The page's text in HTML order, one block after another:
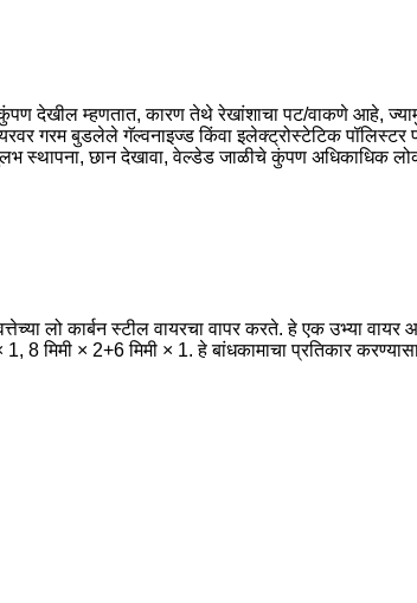
देखील म्हणतात, कारण तेथे रेखांशाचा पट/वाकणे आहे,
गरम बुडलेले गॅल्वनाइज्ड किंवा इलेक्ट्रोस्टेटिक
स्थापना, छान देखावा, वेल्डेड जाळीचे कुंपण अधिकाधिक
लो कार्बन स्टील वायरचा वापर करते. हे एक उभ्या
8 मिमी × 2+6 मिमी × 1. हे बांधकामाचा प्रतिकार